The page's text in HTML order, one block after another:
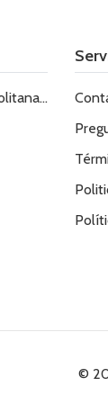
Chile
©